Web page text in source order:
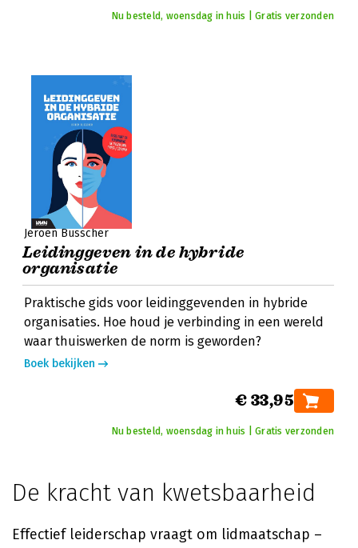
Nu besteld, woensdag in huis | Gratis verzonden
Jeroen Busscher
Leidinggeven in de hybride
organisatie
Praktische gids voor leidinggevenden in hybride
organisaties. Hoe houd je verbinding in een wereld
waar thuiswerken de norm is geworden?
Boek bekijken
€ 33,95
Nu besteld, woensdag in huis | Gratis verzonden
De kracht van kwetsbaarheid
Effectief leiderschap vraagt om lidmaatschap –